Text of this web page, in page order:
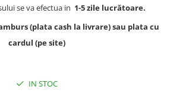
se va efectua in 1-5 zile lucrătoare.
(plata cash la livrare) sau plata cu
cardul (pe site)
IN STOC